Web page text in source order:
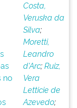
no
Costa,
Veruska da
Silva;
Moretti,
Leandro
d'Arc;Ruiz,
Vera
Letticie de
Azevedo;